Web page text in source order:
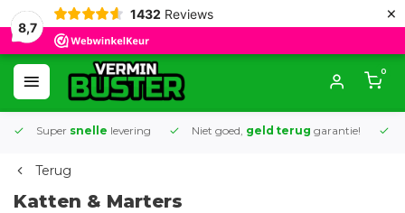
8,7
1432 Reviews ×
0
Super snelle levering Niet goed, geld terug garantie!
Terug
Katten & Marters